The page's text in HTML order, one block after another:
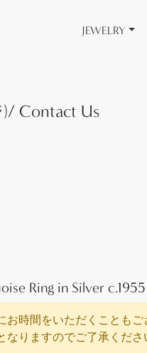
JEWELRY
Contact Us
Ring in Silver
時間をいただくこともご
りますのでご了承くださ